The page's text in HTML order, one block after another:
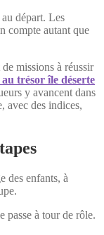
départ. Les
compte autant que
missions à réussir
au trésor île déserte
y avancent dans
avec des indices,
des enfants, à
passe à tour de rôle.